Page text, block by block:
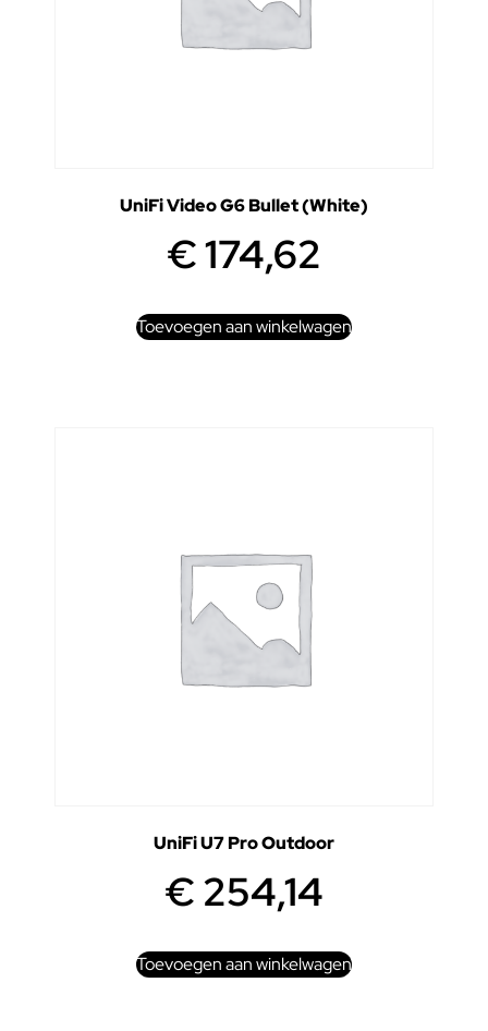
UniFi Video G6 Bullet (White)
€174,62
Toevoegen aan winkelwagen
UniFi U7 Pro Outdoor
€254,14
Toevoegen aan winkelwagen